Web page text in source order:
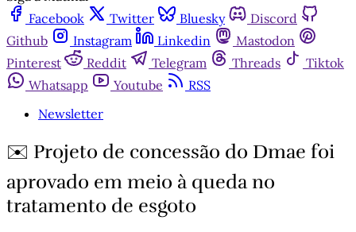
Facebook
Twitter Bluesky
Discord
Github
Instagram Linkedin
Mastodon
Pinterest
Reddit Telegram Threads
Tiktok
Whatsapp
Youtube
RSS
Newsletter
✉️ Projeto de concessão do Dmae foi
aprovado em meio à queda no
tratamento de esgoto